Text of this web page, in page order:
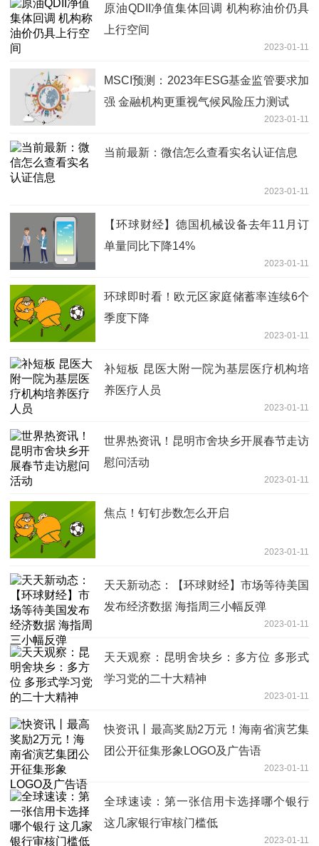
原油QDII净值集体回调 机构称油价仍具
上行空间
2023-01-11
MSCI预测：2023年ESG基金监管要求加
强 金融机构更重视气候风险压力测试
2023-01-11
当前最新：微信怎么查看实名认证信息
2023-01-11
【环球财经】德国机械设备去年11月订
单量同比下降14%
2023-01-11
环球即时看！欧元区家庭储蓄率连续6个
季度下降
2023-01-11
补短板 昆医大附一院为基层医疗机构培
养医疗人员
2023-01-11
世界热资讯！昆明市舍块乡开展春节走访
慰问活动
2023-01-11
焦点！钉钉步数怎么开启
2023-01-11
天天新动态：【环球财经】市场等待美国
发布经济数据 海指周三小幅反弹
2023-01-11
天天观察：昆明舍块乡：多方位 多形式
学习党的二十大精神
2023-01-11
快资讯丨最高奖励2万元！海南省演艺集
团公开征集形象LOGO及广告语
2023-01-11
全球速读：第一张信用卡选择哪个银行
这几家银行审核门槛低
2023-01-11